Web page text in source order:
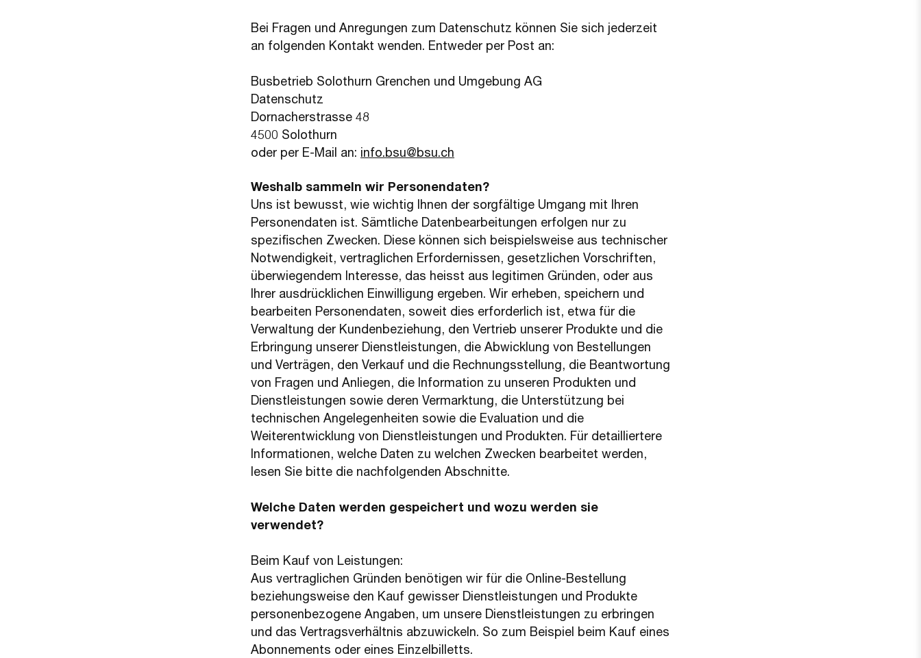
Bei Fragen und Anregungen zum Datenschutz können Sie sich jederzeit
an folgenden Kontakt wenden. Entweder per Post an:
Busbetrieb Solothurn Grenchen und Umgebung AG
Datenschutz
Dornacherstrasse 48
4500 Solothurn
oder per E-Mail an: info.bsu@bsu.ch
Weshalb sammeln wir Personendaten?
Uns ist bewusst, wie wichtig Ihnen der sorgfältige Umgang mit Ihren
Personendaten ist. Sämtliche Datenbearbeitungen erfolgen nur zu
spezifischen Zwecken. Diese können sich beispielsweise aus technischer
Notwendigkeit, vertraglichen Erfordernissen, gesetzlichen Vorschriften,
überwiegendem Interesse, das heisst aus legitimen Gründen, oder aus
Ihrer ausdrücklichen Einwilligung ergeben. Wir erheben, speichern und
bearbeiten Personendaten, soweit dies erforderlich ist, etwa für die
Verwaltung der Kundenbeziehung, den Vertrieb unserer Produkte und die
Erbringung unserer Dienstleistungen, die Abwicklung von Bestellungen
und Verträgen, den Verkauf und die Rechnungsstellung, die Beantwortung
von Fragen und Anliegen, die Information zu unseren Produkten und
Dienstleistungen sowie deren Vermarktung, die Unterstützung bei
technischen Angelegenheiten sowie die Evaluation und die
Weiterentwicklung von Dienstleistungen und Produkten. Für detailliertere
Informationen, welche Daten zu welchen Zwecken bearbeitet werden,
lesen Sie bitte die nachfolgenden Abschnitte.
Welche Daten werden gespeichert und wozu werden sie
verwendet?
Beim Kauf von Leistungen:
Aus vertraglichen Gründen benötigen wir für die Online-Bestellung
beziehungsweise den Kauf gewisser Dienstleistungen und Produkte
personenbezogene Angaben, um unsere Dienstleistungen zu erbringen
und das Vertragsverhältnis abzuwickeln. So zum Beispiel beim Kauf eines
Abonnements oder eines Einzelbilletts.